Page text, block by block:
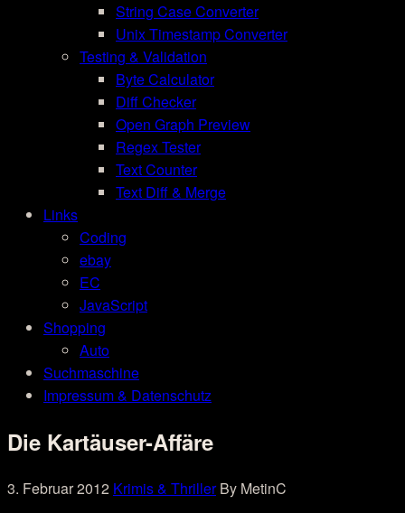
String Case Converter
Unix Timestamp Converter
Testing & Validation
Byte Calculator
Diff Checker
Open Graph Preview
Regex Tester
Text Counter
Text Diff & Merge
Links
Coding
ebay
EC
JavaScript
Shopping
Auto
Suchmaschine
Impressum & Datenschutz
Die Kartäuser-Affäre
3. Februar 2012 Krimis & Thriller By MetinC